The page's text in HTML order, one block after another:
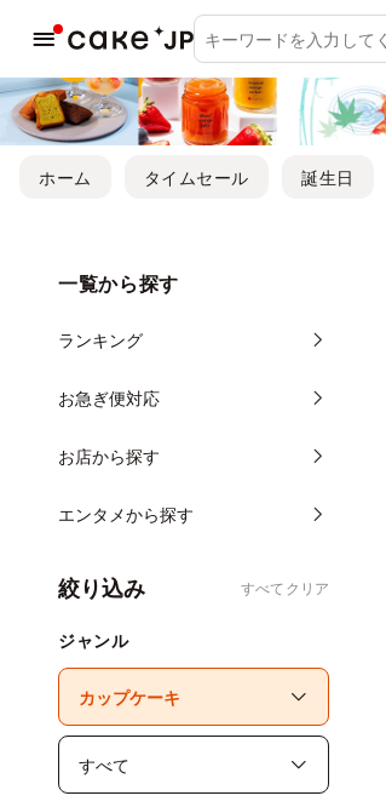
ホーム タイムセール 誕生日
一覧から探す
ランキング
お急ぎ便対応
お店から探す
エンタメから探す
絞り込み すべてクリア
ジャンル